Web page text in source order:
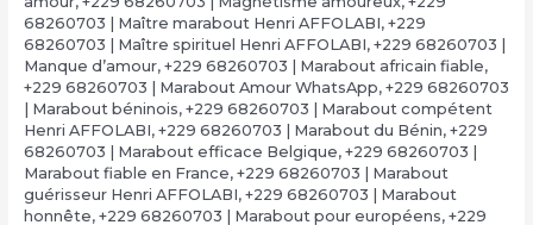
68260703 | Maître marabout Henri AFFOLABI, +229
68260703 | Maître spirituel Henri AFFOLABI, +229 68260703 |
Manque d’amour, +229 68260703 | Marabout africain fiable,
+229 68260703 | Marabout Amour WhatsApp, +229 68260703
| Marabout béninois, +229 68260703 | Marabout compétent
Henri AFFOLABI, +229 68260703 | Marabout du Bénin, +229
68260703 | Marabout efficace Belgique, +229 68260703 |
Marabout fiable en France, +229 68260703 | Marabout
guérisseur Henri AFFOLABI, +229 68260703 | Marabout
honnête, +229 68260703 | Marabout pour européens, +229